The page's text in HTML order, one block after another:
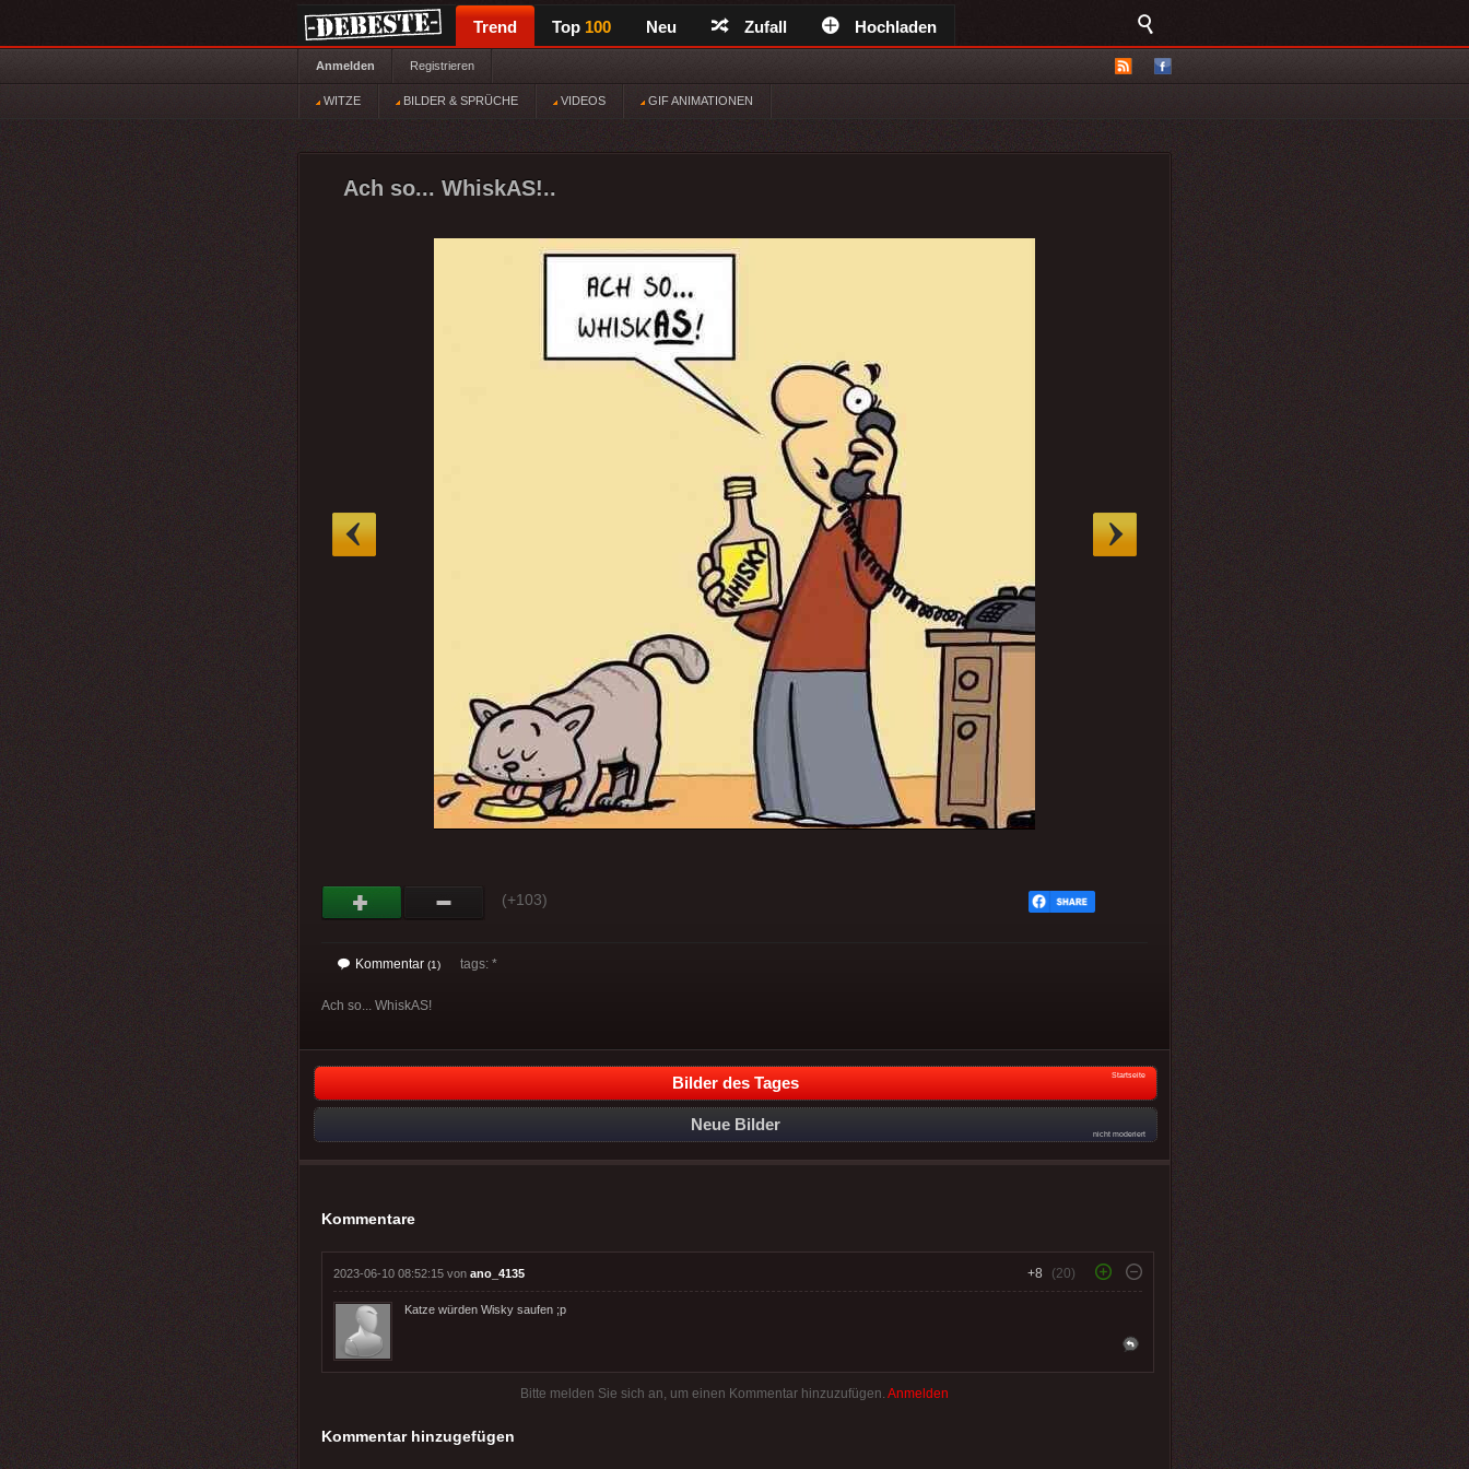
Trend Top 100 Neu Zufall Hochladen
Anmelden Registrieren
WITZE BILDER & SPRÜCHE VIDEOS GIF ANIMATIONEN
Ach so... WhiskAS!..
(+103)
Kommentar (1) tags: *
Ach so... WhiskAS!
Bilder des Tages Startseite
Neue Bilder
nicht moderiert
Kommentare
2023-06-10 08:52:15 von ano_4135 +8 (20)
Katze würden Wisky saufen ;p
Bitte melden Sie sich an, um einen Kommentar hinzuzufügen. Anmelden
Kommentar hinzugefügen